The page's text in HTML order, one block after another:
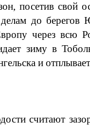
посетив свой
до берегов
через всю
зиму в
и
считают